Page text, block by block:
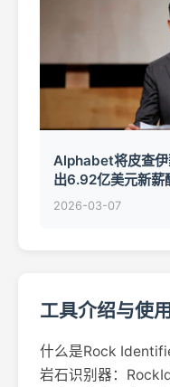
Alphabet将皮查
出6.92亿美元新薪
2026-03-07
工具介绍与使
什么是Rock
岩石识别器：